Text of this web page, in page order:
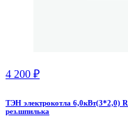
4 200 ₽
ТЭН электрокотла 6,0кВт(3*2,0)
рез.шпилька